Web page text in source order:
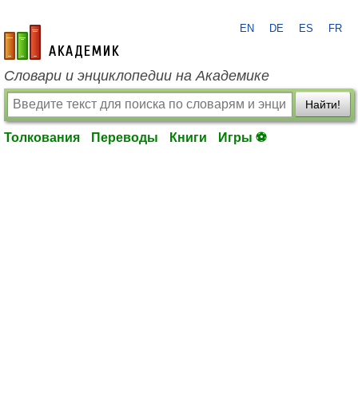
academic.ru
EN DE ES FR
Словари и энциклопедии на Академике
Найти!
Толкования Переводы Книги Игры ⚽